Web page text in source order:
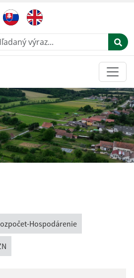
výraz...
Hospodárenie